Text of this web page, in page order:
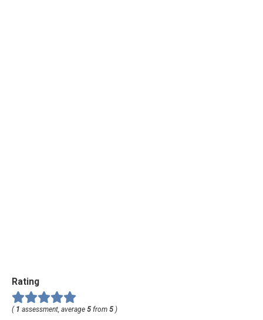
Rating
( 1 assessment, average 5 from 5 )